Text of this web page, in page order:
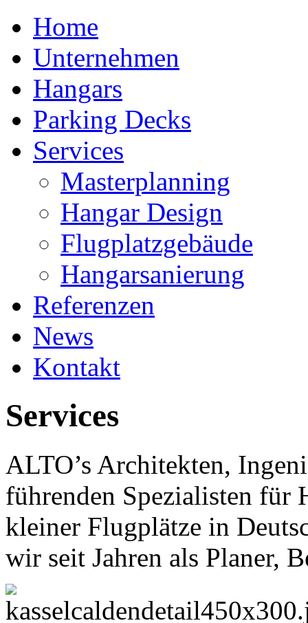
Home
Unternehmen
Hangars
Parking Decks
Services
Masterplanning
Hangar Design
Flugplatzgebäude
Hangarsanierung
Referenzen
News
Kontakt
Services
ALTO’s Architekten,
führenden Spezialisten für
kleiner Flugplätze in
wir seit Jahren als Planer,